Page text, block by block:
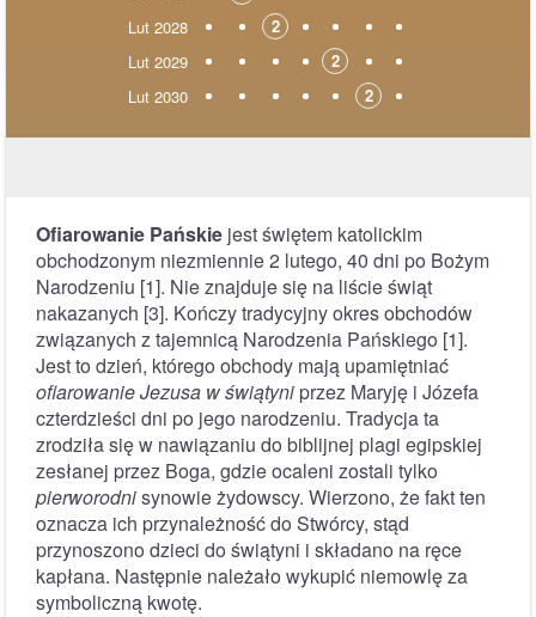
Lut 2028
2
Lut 2029
2
Lut 2030
2
Ofiarowanie Pańskie jest świętem katolickim
obchodzonym niezmiennie 2 lutego, 40 dni po Bożym
Narodzeniu [1]. Nie znajduje się na liście świąt
nakazanych [3]. Kończy tradycyjny okres obchodów
związanych z tajemnicą Narodzenia Pańskiego [1].
Jest to dzień, którego obchody mają upamiętniać
ofiarowanie Jezusa w świątyni przez Maryję i Józefa
czterdzieści dni po jego narodzeniu. Tradycja ta
zrodziła się w nawiązaniu do biblijnej plagi egipskiej
zesłanej przez Boga, gdzie ocaleni zostali tylko
pierworodnisynowie żydowscy. Wierzono, że fakt ten
oznacza ich przynależność do Stwórcy, stąd
przynoszono dzieci do świątyni i składano na ręce
kapłana. Następnie należało wykupić niemowlę za
symboliczną kwotę.